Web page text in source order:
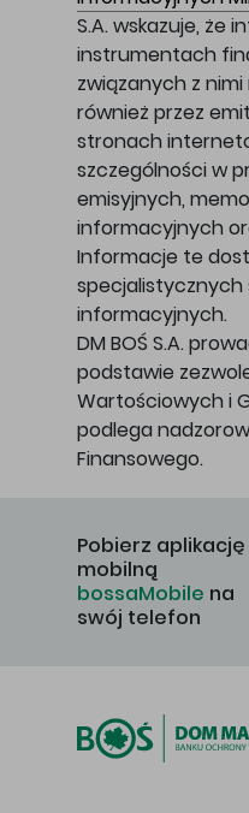
S.A. wskazuje, że
instrumentach
związanych z
również przez
stronach
szczególności w
emisyjnych,
informacyjnych
Informacje te
specjalistycznych
informacyjnych.
DM BOŚ S.A.
podstawie
Wartościowych i
podlega
Finansowego.
Pobierz aplikację
mobilną
bossaMobile na
swój telefon